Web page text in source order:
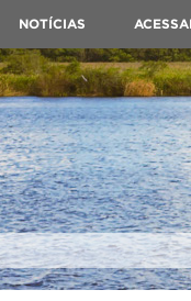
NOTÍCIAS